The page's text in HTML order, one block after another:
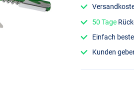
50 Tage
Einfach
Kunden